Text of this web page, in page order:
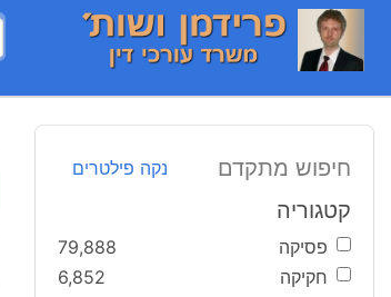
חיפוש מתקדם נקה פילטרים
קטגוריה
פסיקה
79,888
חקיקה
6,852